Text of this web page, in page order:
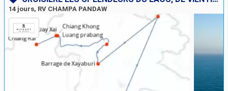
14 jours, RV CHAMPA PANDAW